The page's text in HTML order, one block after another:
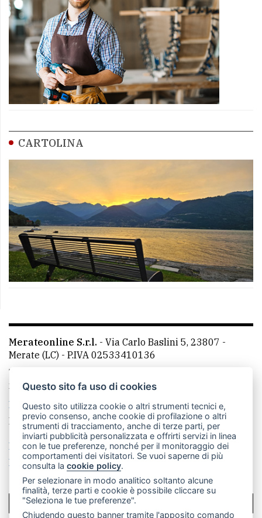
CARTOLINA
Merateonline S.r.l. - Via Carlo Baslini 5, 23807 -
Merate (LC) - P.IVA 02533410136
Telefono:
mail: redazione@leccoonline.com
La redazione
MerateOnline CasateOnline
RSS
Made by VIP
Privacy policy
Cookie policy
Rivedi le tue scelte sui cookie
SCRIVICI
Questo sito fa uso di cookies
Questo sito utilizza cookie o altri strumenti tecnici e,
previo consenso, anche cookie di profilazione o altri
strumenti di tracciamento, anche di terze parti, per
inviarti pubblicità personalizzata e offrirti servizi in linea
con le tue preferenze, nonché per il monitoraggio dei
comportamenti dei visitatori. Se vuoi saperne di più
consulta lacookie policy.
Per selezionare in modo analitico soltanto alcune
finalità, terze parti e cookie è possibile cliccare su
"Seleziona le tue preferenze".
Chiudendo questo banner tramite l'apposito comando